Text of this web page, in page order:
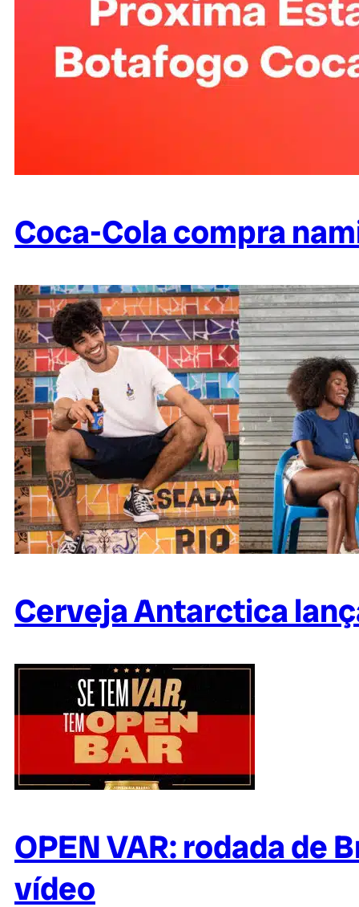
Coca-Cola compra
Cerveja Antarctica
OPEN VAR: rodada de
vídeo